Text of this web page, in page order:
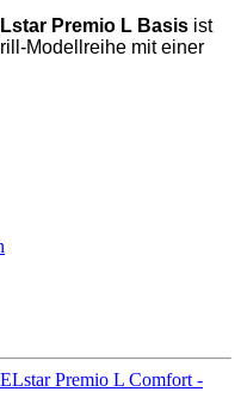
Premio L Basis ist
Modellreihe mit einer